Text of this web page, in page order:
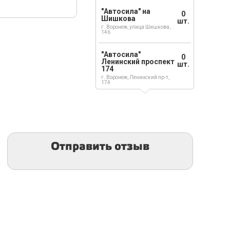
"Автосила" на
Шишкова
г. Воронеж, улица Шишкова,
146
0
шт.
"Автосила"
Ленинский проспект
174
г. Воронеж, Ленинский пр-т,
174
0
шт.
Отправить отзыв